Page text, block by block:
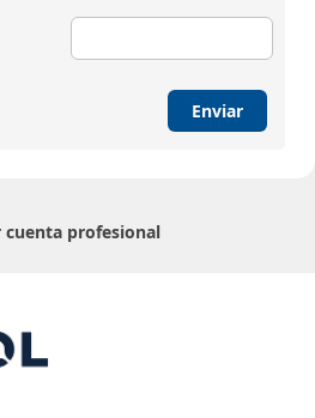
Enviar
cuenta profesional